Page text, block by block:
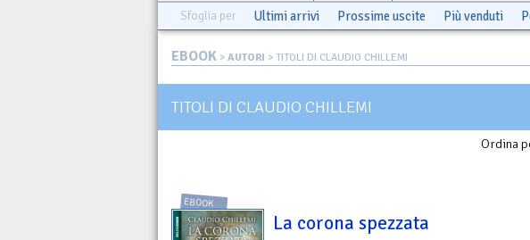
Sfoglia per Ultimi arrivi Prossime uscite Più venduti
EBOOK > AUTORI > TITOLI DI CLAUDIO CHILLEMI
TITOLI DI CLAUDIO CHILLEMI
Ordina
EBOOK
La corona spezzata